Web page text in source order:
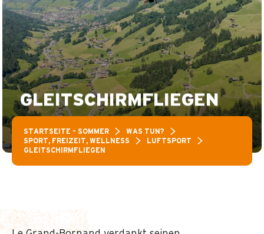
GLEITSCHIRMFLIEGEN
STARTSEITE – SOMMER
WAS TUN?
SPORT, FREIZEIT, WELLNESS
LUFTSPORT
GLEITSCHIRMFLIEGEN